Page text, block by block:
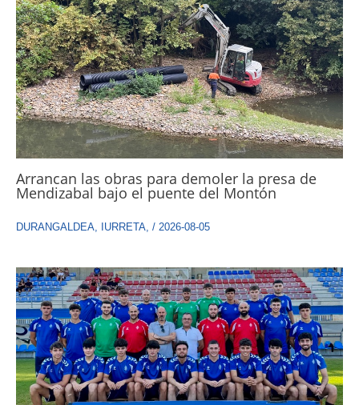
Arrancan las obras para demoler la presa de
Mendizabal bajo el puente del Montón
DURANGALDEA IURRETA / 2026-08-05